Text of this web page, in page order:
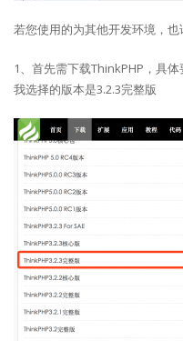
若您使用的为其他开发环境，
1、首先需下载ThinkPHP，具
我选择的版本是3.2.3完整版